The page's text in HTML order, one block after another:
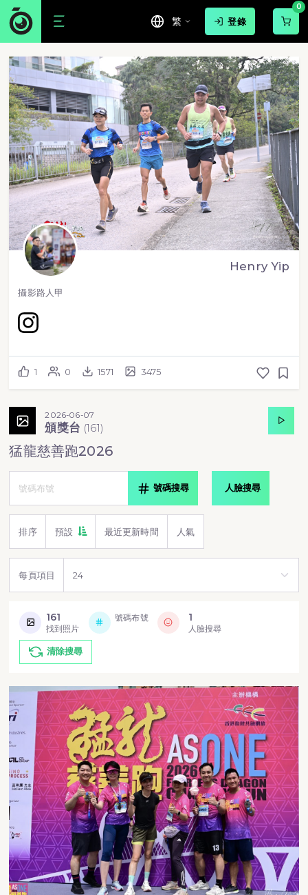
繁 登錄
0
Henry Yip
攝影路人甲
1 0 1571 3475
2026-06-07
頒獎台 (161)
猛龍慈善跑2026
號碼搜尋 人臉搜尋
排序 預設 最近更新時間 人氣
每頁項目
161
找到照片
號碼布號 1
人臉搜尋
清除搜尋